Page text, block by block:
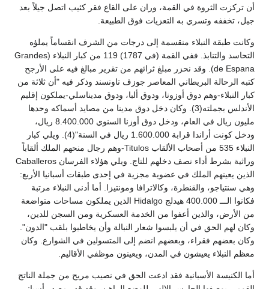
أن تركزت الثروة في القمة، وران على القاع فقر كئيب اتصل جيلاً بعد
جيل، تخففه وتسري به التعزيات فوق الطبيعة.
وكانت طبقة النبلاء منقسمة إلى درجات من الشرف انقساماً يملؤه
التحاسد والتنابذ. ففي القمة (في 1787) 119 من كبار النبلاء (Grandes
de Espana). وقد نحزر مبلغ ثرائهم من تقرير مبالغ فيه على الأرجح
كتبه الرحالة البريطاني المعاصر جوزف تاونسند وذكر فيه "أن ثلاثة من
كبار النبلاء-وهم دوق أوزونا، ودوق ألبا، ودوق مديناسلي-يملكون إقليم
الأندلس بجملته(3). وكان دخل دوق مدينا من مصايد أسماكه وحدها
مليون ريال في العام، ودخل دوق أوزنا السنوي 8.400.000 ريال،
ودخل كونت أراندا قرابة 1.600.000 ريال في السنة"(4). ويلي كبار
النبلاء 535 من أصحاب الألقاب Titulos-وهم رجال منحهم الملك ألقاباً
وراثية بشرط أداء نصف دخلهم للتاج. ويلي هؤلاء الفرسان Caballeros
الذين يعينهم الملك في عضوية مجزية في إحدى طبقات أسبانيا الأربع:
وهي سنتياجو، والقنطرة، وكالاترافا ومونتيزا. أما أدنى النبلاء مرتبة
فكانوا الـــ 400.000 هيدلج Hidalgo الذين يملكون مساحات متواضعة
من الأرض، والذين أعفوا من الخدمة العسكرية ومن السجن للدين،
وكان لهم الحق في أن يلبسوا شعار النبالة وأن يخاطبوا بلقب "الدون".
وكان بعضهم فقراء، وبعضهم انضم إلى المتسولين في الشوارع. وكان
معظم النبلاء يعيشون في المدن، ويعينون موظفي الأقاليم.
أما الكنيسة الأسبانية فقد ادعت الحق في نصيب مريح من جملة الناتج